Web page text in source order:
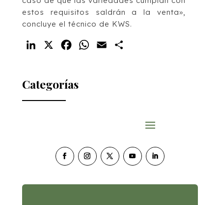
estos requisitos saldrán a la venta»,
concluye el técnico de KWS.
LinkedIn FacebookWhatsApp
Email
Categorías